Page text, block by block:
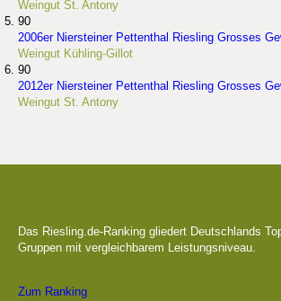
Weingut St. Antony
90
2006er Niersteiner Pettenthal Riesling Grosses
Weingut Kühling-Gillot
90
2012er Niersteiner Pettenthal Riesling Grosses
Weingut St. Antony
Das Riesling.de-Ranking gliedert Deutschlands
Gruppen mit vergleichbarem Leistungsniveau.
Zum Ranking